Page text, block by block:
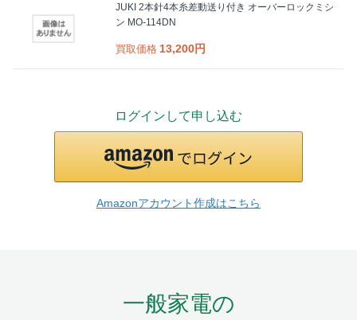
JUKI 2本針4本糸差動送り付き オーバーロックミシ
ン MO-114DN
買取価格 13,200円
ログインして申し込む
Amazonアカウント作成はこちら
一般家電の